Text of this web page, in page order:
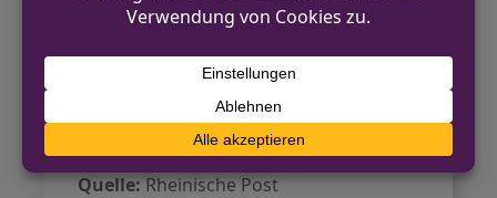
Die detaillierten Konzepte der Parteien
werden weiterhin intensiv diskutiert
und dürften im Vorfeld der Wahl weiter
optimiert werden, um den
Herausforderungen der Stadt gerecht
Quelle:Rheinische Post